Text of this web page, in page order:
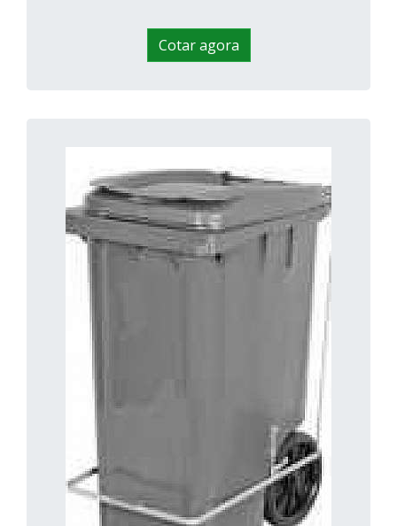
Cotar agora